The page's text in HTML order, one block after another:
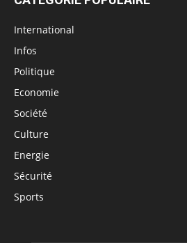
International
Infos
Politique
Economie
Société
Culture
Energie
Sécurité
Sports